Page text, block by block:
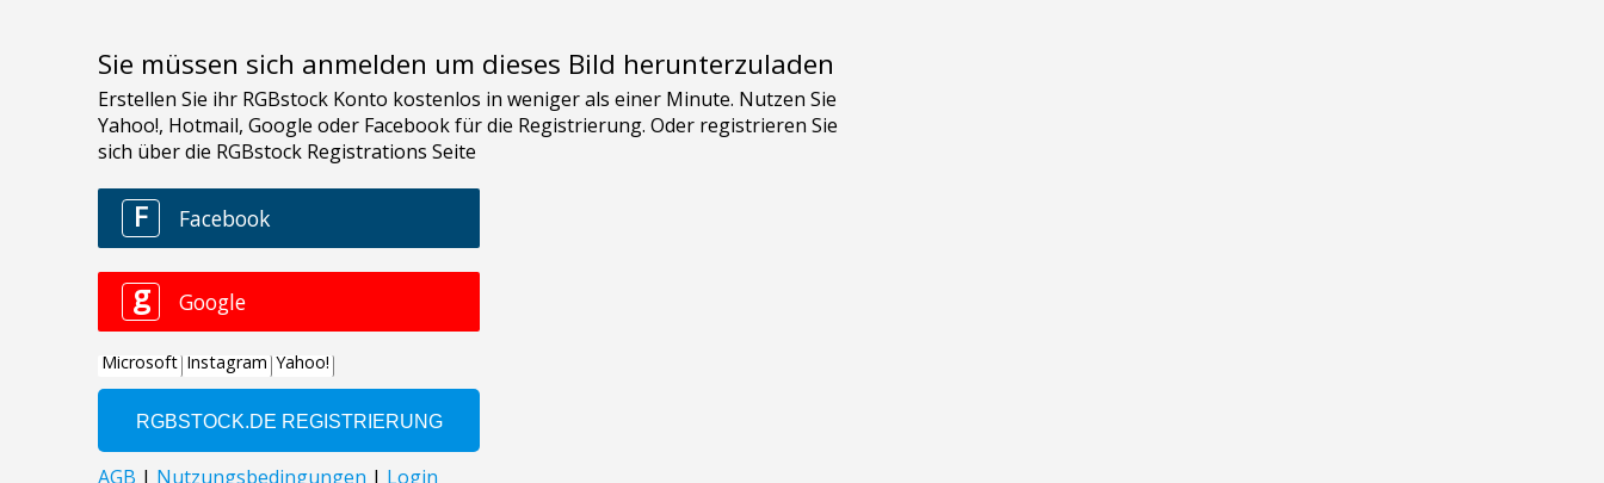
Sie müssen sich anmelden um dieses Bild herunterzuladen